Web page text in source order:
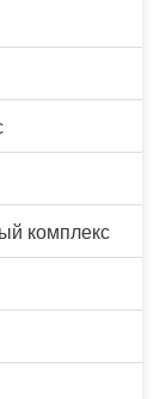
комплекс